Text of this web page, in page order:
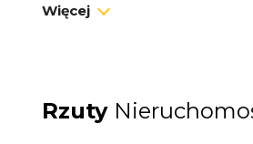
spokoju oraz bliskości
dojazd do centrum miasta.
Więcej
Rzuty